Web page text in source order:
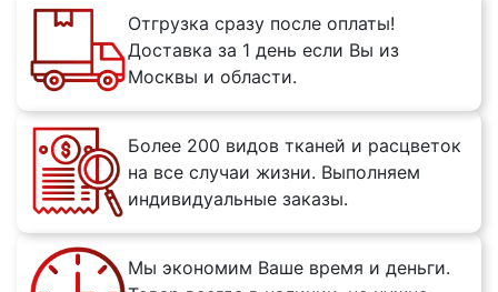
Отгрузка сразу после оплаты!
Доставка за 1 день если Вы из
Москвы и области.
Более 200 видов тканей и расцветок
на все случаи жизни. Выполняем
индивидуальные заказы.
Мы экономим Ваше время и деньги.